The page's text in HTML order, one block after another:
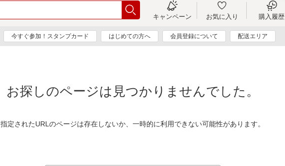
キャンペーン お気に入り 購入履歴
今すぐ参加！スタンプカード はじめての方へ 会員登録について 配送エリア
お探しのページは見つかりませんでした。
指定されたURLのページは存在しないか、一時的に利用できない可能性があります。